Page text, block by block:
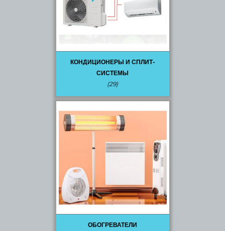
КОНДИЦИОНЕРЫ И СПЛИТ-
СИСТЕМЫ
(29)
ОБОГРЕВАТЕЛИ